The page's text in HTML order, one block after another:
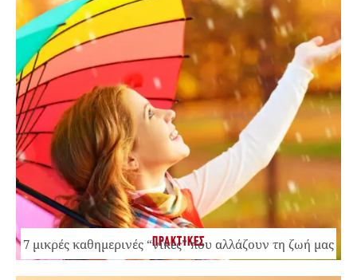
ΠΡΑΚΤΙΚΕΣ
7 μικρές καθημερινές “νίκες” που αλλάζουν τη ζωή μας